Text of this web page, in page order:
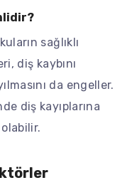
sağlıklı
diş kaybını
da engeller.
diş kayıplarına